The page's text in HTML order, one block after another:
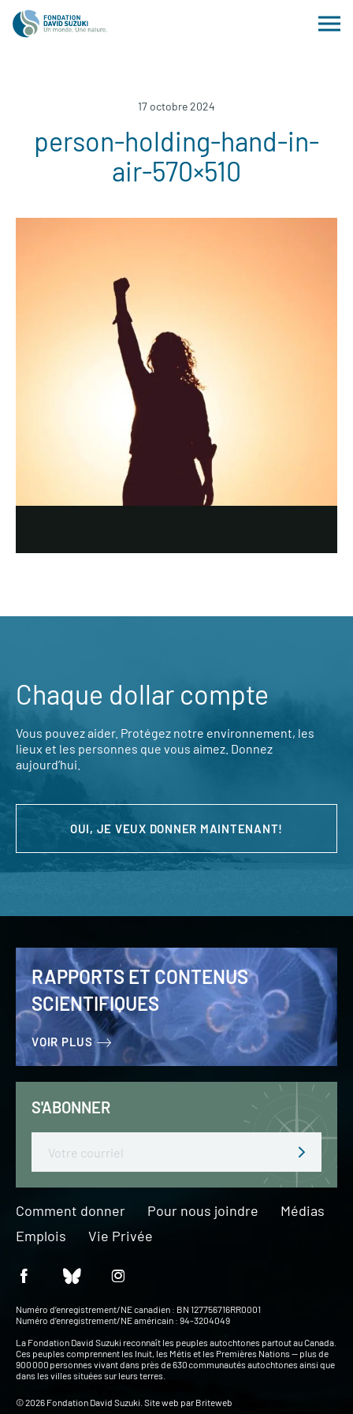
17 octobre 2024
person-holding-hand-in-
air-570×510
Chaque dollar compte
Vous pouvez aider. Protégez notre environnement, les
lieux et les personnes que vous aimez. Donnez
aujourd’hui.
OUI, JE VEUX DONNER MAINTENANT!
RAPPORTS ET CONTENUS
SCIENTIFIQUES
VOIR PLUS
S'ABONNER
Comment donner Pour nous joindre
Médias
Emplois
Vie Privée
Numéro d’enregistrement/NE canadien : BN 127756716RR0001
Numéro d’enregistrement/NE américain : 94-3204049
La Fondation David Suzuki reconnaît les peuples autochtones partout au Canada.
Ces peuples comprennent les Inuit, les Métis et les Premières Nations — plus de
900 000 personnes vivant dans près de 630 communautés autochtones ainsi que
dans les villes situées sur leurs terres.
© 2026 Fondation David Suzuki. Site web par Briteweb